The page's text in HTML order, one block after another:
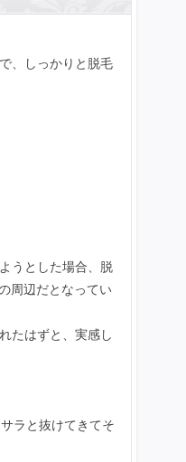
、しっかりと脱毛
うとした場合、脱
周辺だとなってい
たはずと、実感し
ラと抜けてきてそ